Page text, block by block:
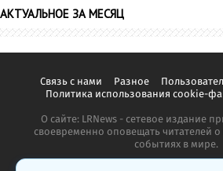
АКТУАЛЬНОЕ ЗА МЕСЯЦ
Связь с нами Разное
Политика использования cookie-
О сайте: LRNews - сетевое издание
своевременно оповещать читателей
событиях в мире.
Копирование материалов сайта